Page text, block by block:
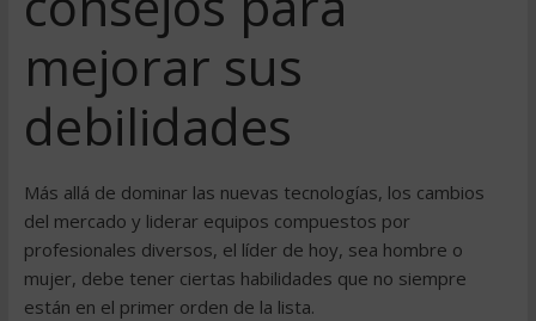
mejorar sus
debilidades
Más allá de dominar las nuevas tecnologías, los cambios
del mercado y liderar equipos compuestos por
profesionales diversos, el líder de hoy, sea hombre o
mujer, debe tener ciertas habilidades que no siempre
están en el primer orden de la lista.